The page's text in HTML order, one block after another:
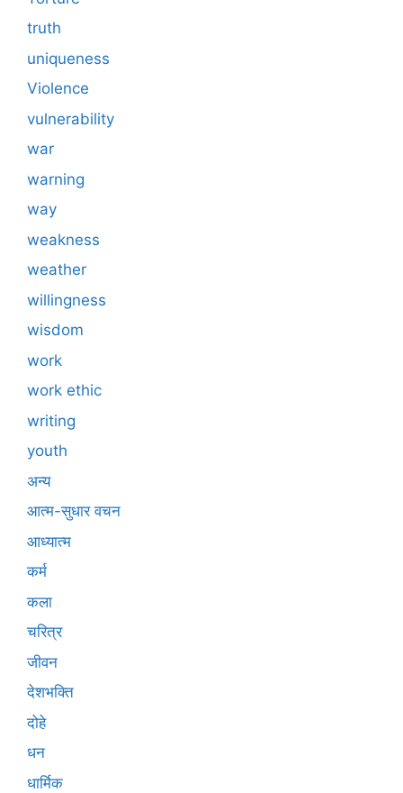
truth
uniqueness
Violence
vulnerability
war
warning
way
weakness
weather
willingness
wisdom
work
work ethic
writing
youth
अन्य
आत्म-सुधार वचन
आध्यात्म
कर्म
कला
चरित्र
जीवन
देशभक्ति
दोहे
धन
धार्मिक